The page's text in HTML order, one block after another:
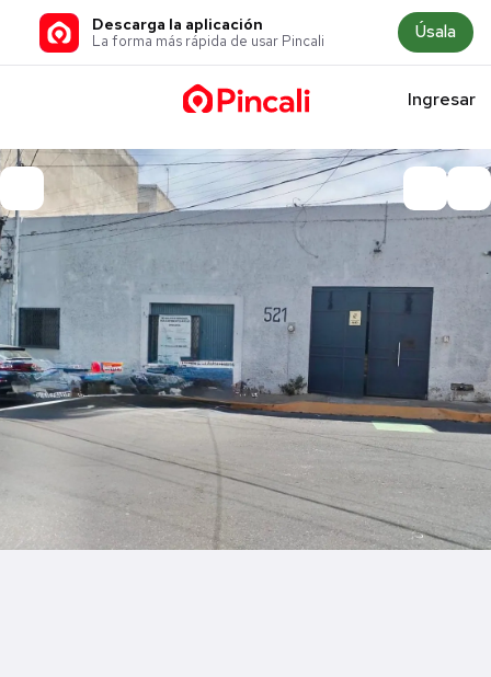
Descarga la aplicación
La forma más rápida de usar Pincali Úsala
Ingresar